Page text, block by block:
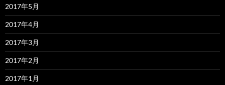
2017年5月
2017年4月
2017年3月
2017年2月
2017年1月